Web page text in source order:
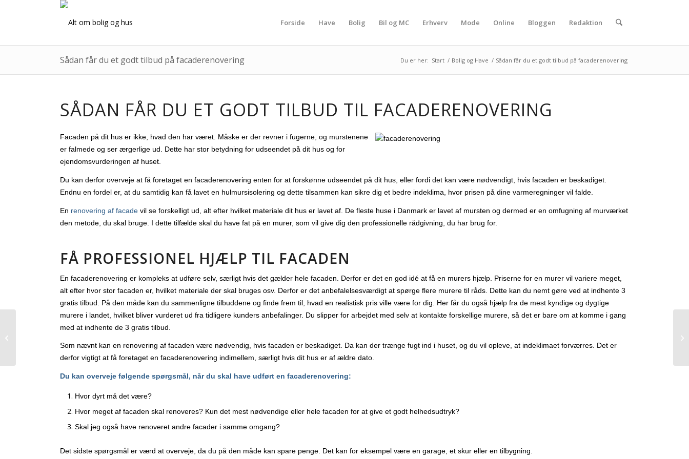
Forside Have Bolig Bil og MC Erhverv Mode Online Bloggen Redaktion
Sådan får du et godt tilbud på facaderenovering Du er her: Start / Bolig og Have / Sådan får du et godt tilbud på facaderenovering
SÅDAN FÅR DU ET GODT TILBUD TIL FACADERENOVERING
Facaden på dit hus er ikke, hvad den har været. Måske er der revner i fugerne, og murstenene
er falmede og ser ærgerlige ud. Dette har stor betydning for udseendet på dit hus og for
ejendomsvurderingen af huset.
Du kan derfor overveje at få foretaget en facaderenovering enten for at forskønne udseendet på dit hus, eller fordi det kan være nødvendigt, hvis facaden er beskadiget.
Endnu en fordel er, at du samtidig kan få lavet en hulmursisolering og dette tilsammen kan sikre dig et bedre indeklima, hvor prisen på dine varmeregninger vil falde.
En renovering af facade vil se forskelligt ud, alt efter hvilket materiale dit hus er lavet af. De fleste huse i Danmark er lavet af mursten og dermed er en omfugning af murværket
den metode, du skal bruge. I dette tilfælde skal du have fat på en murer, som vil give dig den professionelle rådgivning, du har brug for.
FÅ PROFESSIONEL HJÆLP TIL FACADEN
En facaderenovering er kompleks at udføre selv, særligt hvis det gælder hele facaden. Derfor er det en god idé at få en murers hjælp. Priserne for en murer vil variere meget,
alt efter hvor stor facaden er, hvilket materiale der skal bruges osv. Derfor er det anbefalelsesværdigt at spørge flere murere til råds. Dette kan du nemt gøre ved at indhente 3
gratis tilbud. På den måde kan du sammenligne tilbuddene og finde frem til, hvad en realistisk pris ville være for dig. Her får du også hjælp fra de mest kyndige og dygtige
murere i landet, hvilket bliver vurderet ud fra tidligere kunders anbefalinger. Du slipper for arbejdet med selv at kontakte forskellige murere, så det er bare om at komme i gang
med at indhente de 3 gratis tilbud.
Som nævnt kan en renovering af facaden være nødvendig, hvis facaden er beskadiget. Da kan der trænge fugt ind i huset, og du vil opleve, at indeklimaet forværres. Det er
derfor vigtigt at få foretaget en facaderenovering indimellem, særligt hvis dit hus er af ældre dato.
Du kan overveje følgende spørgsmål, når du skal have udført en facaderenovering:
Hvor dyrt må det være?
Hvor meget af facaden skal renoveres? Kun det mest nødvendige eller hele facaden for at give et godt helhedsudtryk?
Skal jeg også have renoveret andre facader i samme omgang?
Det sidste spørgsmål er værd at overveje, da du på den måde kan spare penge. Det kan for eksempel være en garage, et skur eller en tilbygning.
Den rette tømrer kan